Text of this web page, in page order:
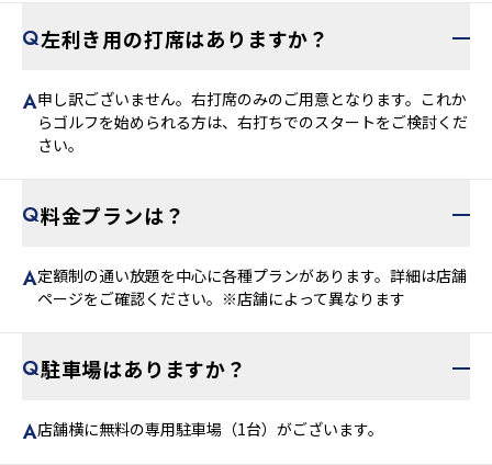
左利き用の打席はありますか？
申し訳ございません。右打席のみのご用意となります。これか
らゴルフを始められる方は、右打ちでのスタートをご検討くだ
さい。
料金プランは？
定額制の通い放題を中心に各種プランがあります。詳細は店舗
ページをご確認ください。※店舗によって異なります
駐車場はありますか？
店舗横に無料の専用駐車場（1台）がございます。